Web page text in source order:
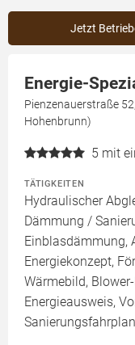
Jetzt
Energie-
Pienzenauerstraße
Hohenbrunn)
5 mit
TÄTIGKEITEN
Hydraulischer
Dämmung /
Einblasdämmung,
Energiekonzept,
Wärmebild,
Energieausweis,